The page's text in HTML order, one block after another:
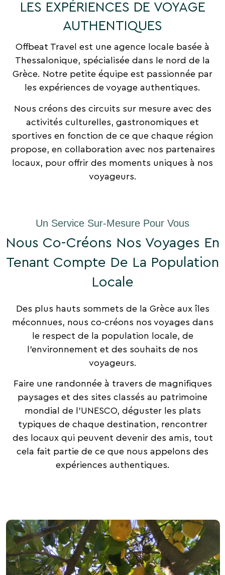
LES EXPÉRIENCES DE VOYAGE
AUTHENTIQUES
Offbeat Travel est une agence locale basée à
Thessalonique, spécialisée dans le nord de la
Grèce. Notre petite équipe est passionnée par
les expériences de voyage authentiques.
Nous créons des circuits sur mesure avec des
activités culturelles, gastronomiques et
sportives en fonction de ce que chaque région
propose, en collaboration avec nos partenaires
locaux, pour offrir des moments uniques à nos
voyageurs.
Un Service Sur-Mesure Pour Vous
Nous Co-Créons Nos Voyages En
Tenant Compte De La Population
Locale
Des plus hauts sommets de la Grèce aux îles
méconnues, nous co-créons nos voyages dans
le respect de la population locale, de
l’environnement et des souhaits de nos
voyageurs.
Faire une randonnée à travers de magnifiques
paysages et des sites classés au patrimoine
mondial de l’UNESCO, déguster les plats
typiques de chaque destination, rencontrer
des locaux qui peuvent devenir des amis, tout
cela fait partie de ce que nous appelons des
expériences authentiques.